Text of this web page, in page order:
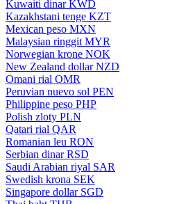
Kuwaiti dinar KWD
Kazakhstani tenge KZT
Mexican peso MXN
Malaysian ringgit MYR
Norwegian krone NOK
New Zealand dollar NZD
Omani rial OMR
Peruvian nuevo sol PEN
Philippine peso PHP
Polish zloty PLN
Qatari rial QAR
Romanian leu RON
Serbian dinar RSD
Saudi Arabian riyal SAR
Swedish krona SEK
Singapore dollar SGD